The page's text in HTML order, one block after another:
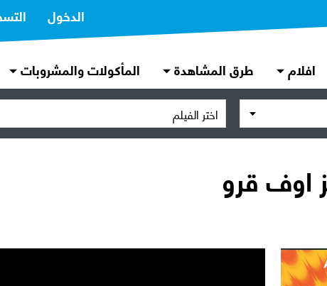
الدخول
افلام طرق المشاهدة المأكولات والمشروبات
اختر الفيلم